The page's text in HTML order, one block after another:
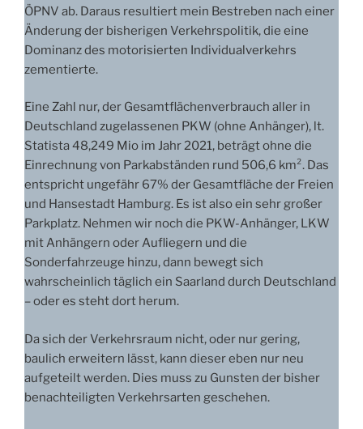
ÖPNV ab. Daraus resultiert mein Bestreben nach einer
Änderung der bisherigen Verkehrspolitik, die eine
Dominanz des motorisierten Individualverkehrs
zementierte.
Eine Zahl nur, der Gesamtflächenverbrauch aller in
Deutschland zugelassenen PKW (ohne Anhänger), lt.
Statista 48,249 Mio im Jahr 2021, beträgt ohne die
Einrechnung von Parkabständen rund 506,6 km². Das
entspricht ungefähr 67% der Gesamtfläche der Freien
und Hansestadt Hamburg. Es ist also ein sehr großer
Parkplatz. Nehmen wir noch die PKW-Anhänger, LKW
mit Anhängern oder Aufliegern und die
Sonderfahrzeuge hinzu, dann bewegt sich
wahrscheinlich täglich ein Saarland durch Deutschland
– oder es steht dort herum.
Da sich der Verkehrsraum nicht, oder nur gering,
baulich erweitern lässt, kann dieser eben nur neu
aufgeteilt werden. Dies muss zu Gunsten der bisher
benachteiligten Verkehrsarten geschehen.